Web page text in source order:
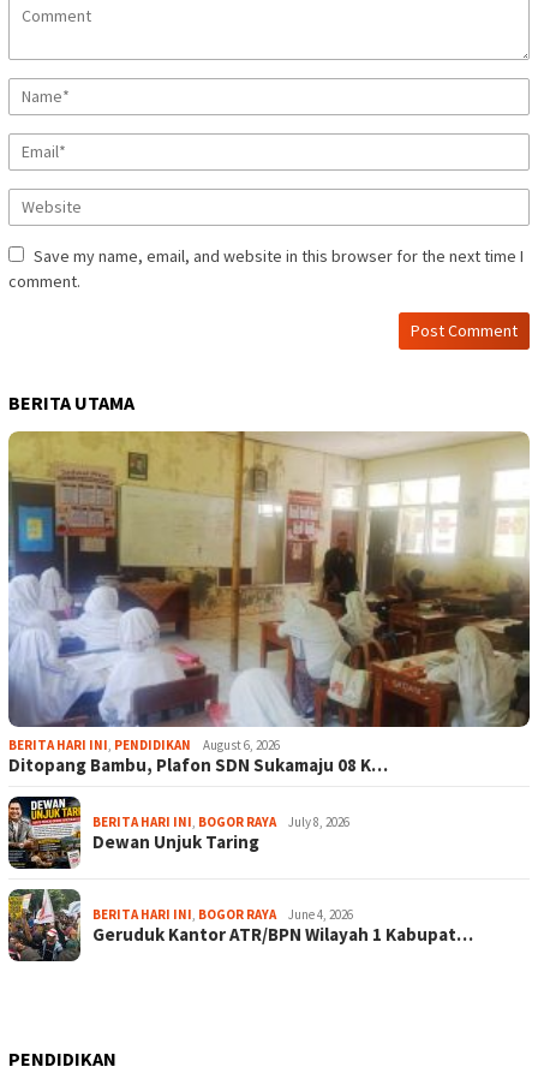
Save my name, email, and website in this browser for the next time I
comment.
BERITA UTAMA
BERITA HARI INI, PENDIDIKAN August 6, 2026
Ditopang Bambu, Plafon SDN Sukamaju 08 K…
BERITA HARI INI, BOGOR RAYA July 8, 2026
Dewan Unjuk Taring
BERITA HARI INI, BOGOR RAYA June 4, 2026
Geruduk Kantor ATR/BPN Wilayah 1 Kabupat…
PENDIDIKAN